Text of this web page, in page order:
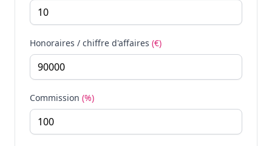
Honoraires / chiffre d'affaires (€)
Commission (%)